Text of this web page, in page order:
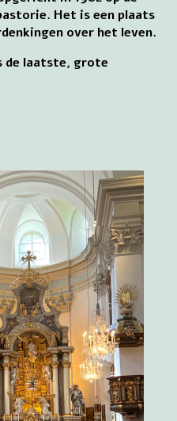
Het is een plaats
over het leven.
de laatste, grote